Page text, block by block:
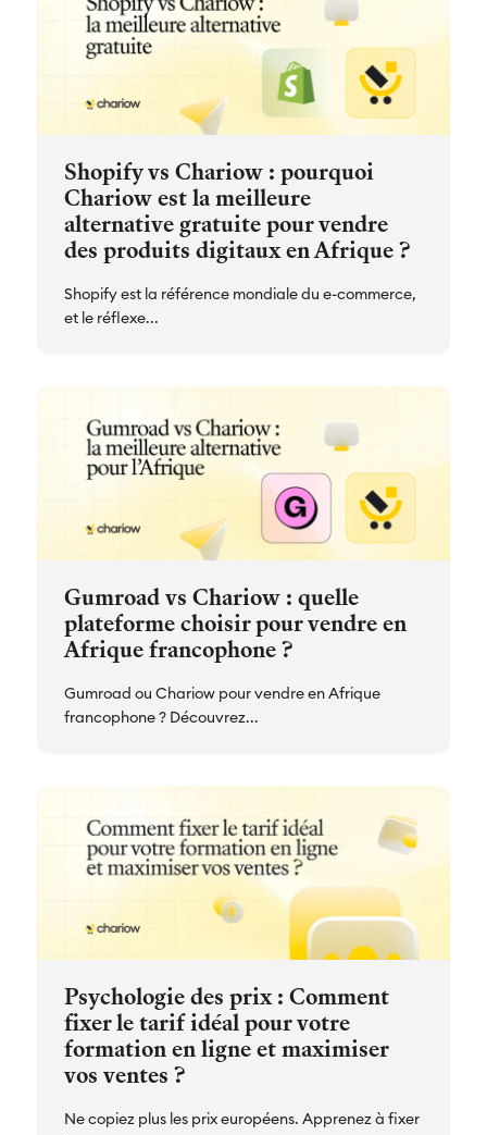
Shopify vs Chariow : pourquoi
Chariow est la meilleure
alternative gratuite pour vendre
des produits digitaux en Afrique ?
Shopify est la référence mondiale du e-commerce,
et le réflexe...
Gumroad vs Chariow : quelle
plateforme choisir pour vendre en
Afrique francophone ?
Gumroad ou Chariow pour vendre en Afrique
francophone ? Découvrez...
Psychologie des prix : Comment
fixer le tarif idéal pour votre
formation en ligne et maximiser
vos ventes ?
Ne copiez plus les prix européens. Apprenez à fixer